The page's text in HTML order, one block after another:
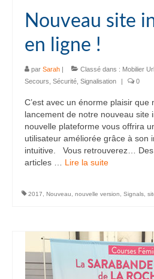
Nouveau site
en ligne !
par Sarah | Classé dans : Mobilier
Secours Sécurité Signalisation | 0
C’est avec un énorme plaisir que
lancement de notre nouveau site
nouvelle plateforme vous offrira
utilisateur améliorée grâce à son
intuitive. Vous retrouverez… Des
articles … Lire la suite­­
2017 Nouveau nouvelle version Signals